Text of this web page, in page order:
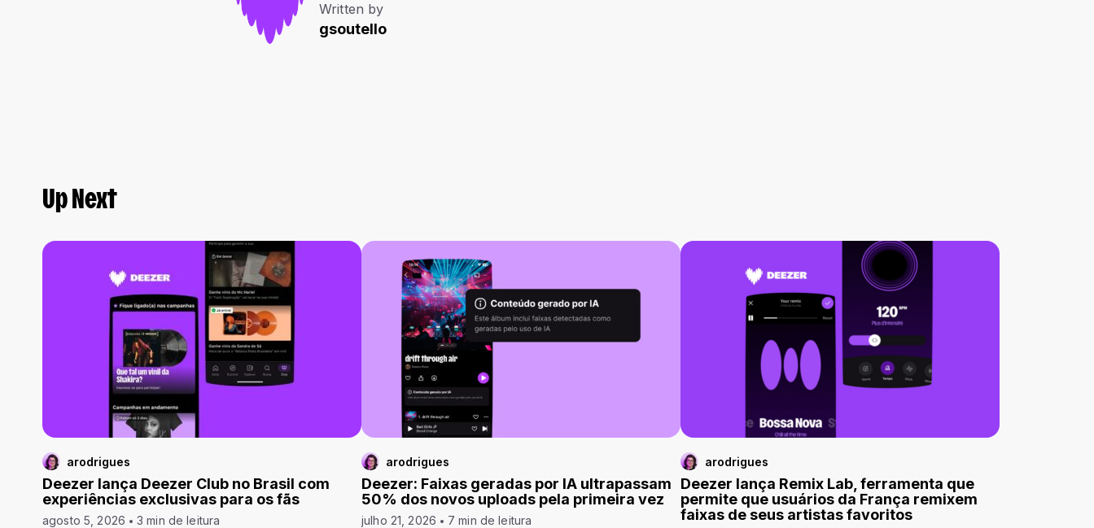
Written by
gsoutello
Up Next
arodrigues
Deezer lança Deezer Club no Brasil com
experiências exclusivas para os fãs
agosto 5, 2026 3 min de leitura
arodrigues
Deezer: Faixas geradas por IA ultrapassam
50% dos novos uploads pela primeira vez
julho 21, 2026 7 min de leitura
arodrigues
Deezer lança Remix Lab, ferramenta que
permite que usuários da França remixem
faixas de seus artistas favoritos